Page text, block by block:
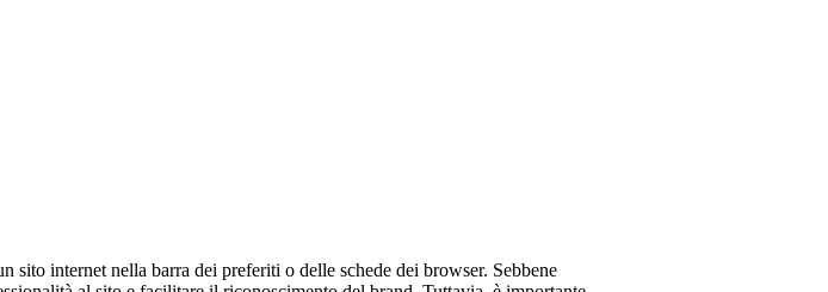
internet nella barra dei preferiti o delle schede dei browser. Sebbene